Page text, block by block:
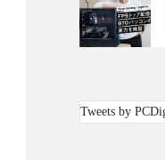
Tweets by